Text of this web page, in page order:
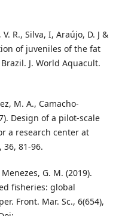
R., Silva, I, Araújo, D. J &
of juveniles of the fat
J. World Aquacult.
M. A., Camacho-
Design of a pilot-scale
a research center at
36, 81-96.
G. M. (2019).
fisheries: global
Front. Mar. Sc., 6(654),